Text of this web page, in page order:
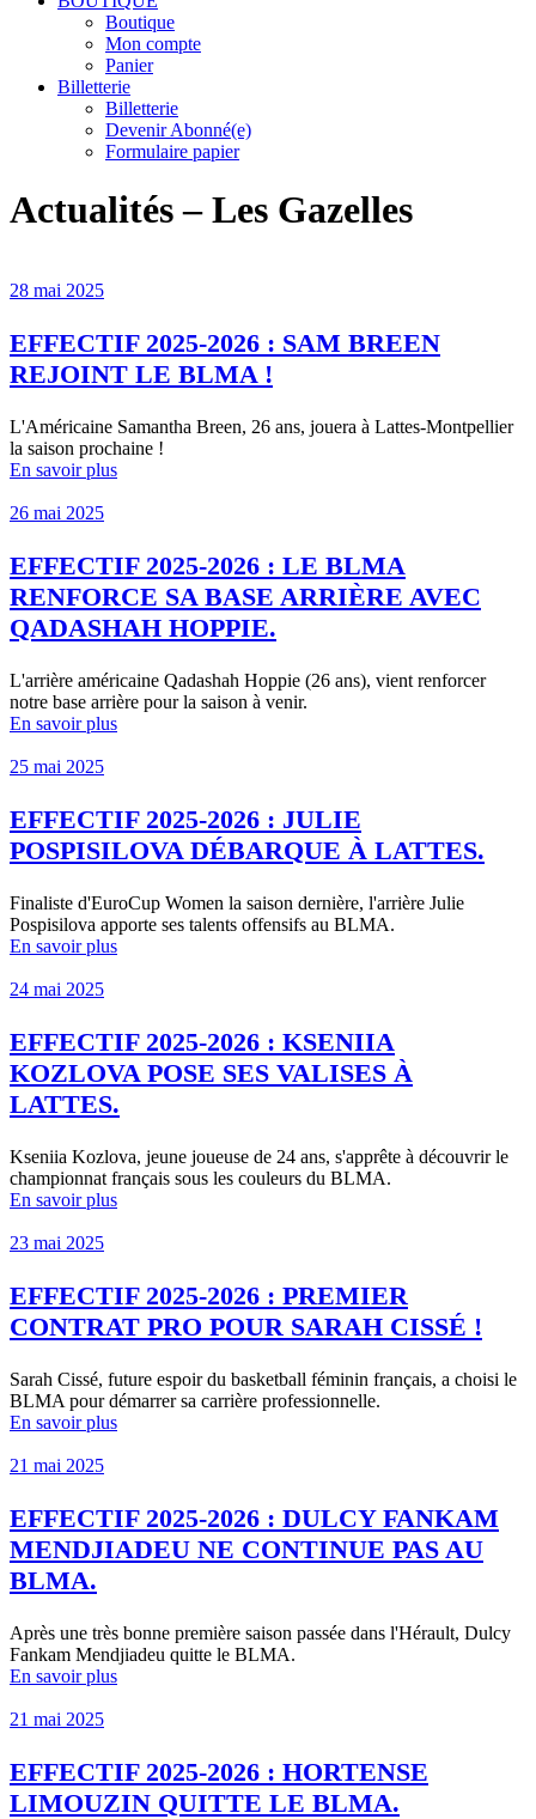
Boutique
Mon compte
Panier
Billetterie
Billetterie
Devenir Abonné(e)
Formulaire papier
Actualités – Les Gazelles
28 mai 2025
EFFECTIF 2025-2026 : SAM BREEN
REJOINT LE BLMA !
L'Américaine Samantha Breen, 26 ans, jouera à Lattes-Montpellier
la saison prochaine !
En savoir plus
26 mai 2025
EFFECTIF 2025-2026 : LE BLMA
RENFORCE SA BASE ARRIÈRE AVEC
QADASHAH HOPPIE.
L'arrière américaine Qadashah Hoppie (26 ans), vient renforcer
notre base arrière pour la saison à venir.
En savoir plus
25 mai 2025
EFFECTIF 2025-2026 : JULIE
POSPISILOVA DÉBARQUE À LATTES.
Finaliste d'EuroCup Women la saison dernière, l'arrière Julie
Pospisilova apporte ses talents offensifs au BLMA.
En savoir plus
24 mai 2025
EFFECTIF 2025-2026 : KSENIIA
KOZLOVA POSE SES VALISES À
LATTES.
Kseniia Kozlova, jeune joueuse de 24 ans, s'apprête à découvrir le
championnat français sous les couleurs du BLMA.
En savoir plus
23 mai 2025
EFFECTIF 2025-2026 : PREMIER
CONTRAT PRO POUR SARAH CISSÉ !
Sarah Cissé, future espoir du basketball féminin français, a choisi le
BLMA pour démarrer sa carrière professionnelle.
En savoir plus
21 mai 2025
EFFECTIF 2025-2026 : DULCY FANKAM
MENDJIADEU NE CONTINUE PAS AU
BLMA.
Après une très bonne première saison passée dans l'Hérault, Dulcy
Fankam Mendjiadeu quitte le BLMA.
En savoir plus
21 mai 2025
EFFECTIF 2025-2026 : HORTENSE
LIMOUZIN QUITTE LE BLMA.